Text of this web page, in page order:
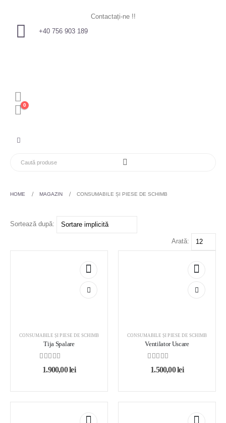
Contactați-ne !!
+40 756 903 189
0
HOME MAGAZIN CONSUMABILE ȘI PIESE DE SCHIMB
Sortează după:
Arată:
CONSUMABILE ȘI PIESE DE SCHIMB
Tija Spalare
0out of 5
1.900,00lei
CONSUMABILE ȘI PIESE DE SCHIMB
Ventilator Uscare
0out of 5
1.500,00lei